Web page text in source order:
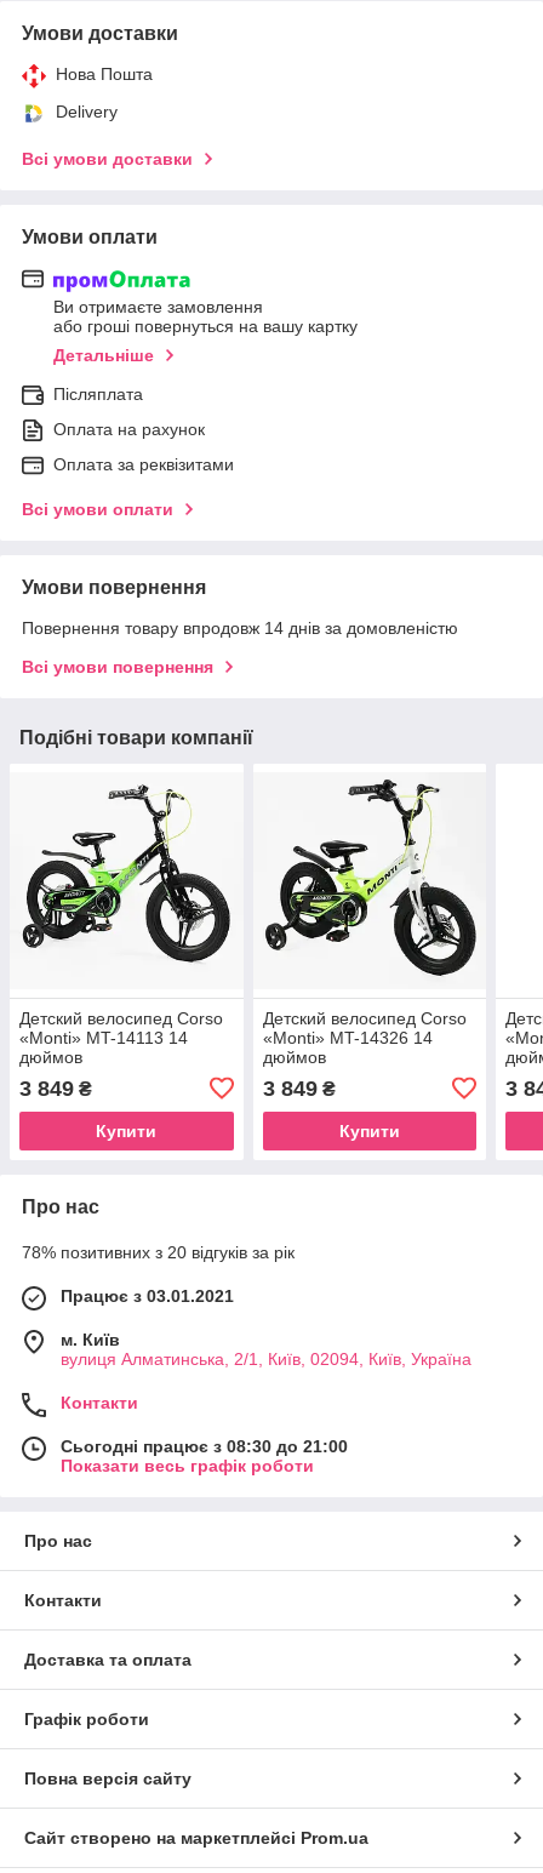
Умови доставки
Нова Пошта
Delivery
Всі умови доставки
Умови оплати
Ви отримаєте замовлення
або гроші повернуться на вашу картку
Детальніше
Післяплата
Оплата на рахунок
Оплата за реквізитами
Всі умови оплати
Умови повернення
Повернення товару впродовж 14 днів за домовленістю
Всі умови повернення
Подібні товари компанії
Детский велосипед Corso
«Monti» MT-14113 14
дюймов
3 849 ₴
Купити
Детский велосипед Corso
«Monti» MT-14326 14
дюймов
3 849₴
Купити
3
Про нас
78% позитивних з 20 відгуків за рік
Працює з 03.01.2021
м. Київ
вулиця Алматинська, 2/1, Київ, 02094, Київ, Україна
Контакти
Сьогодні працює з 08:30 до 21:00
Показати весь графік роботи
Про нас
Контакти
Доставка та оплата
Графік роботи
Повна версія сайту
Сайт створено на маркетплейсі Prom.ua